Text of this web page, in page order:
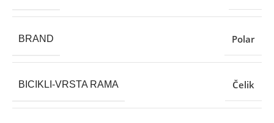
BRAND Polar
BICIKLI-VRSTA RAMA Čelik